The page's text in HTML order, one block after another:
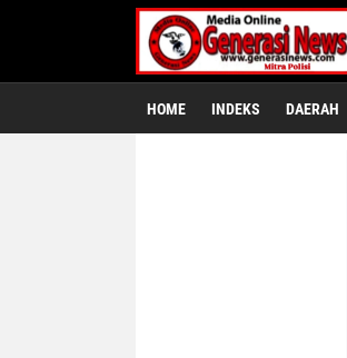
HOME INDEKS DAERAH